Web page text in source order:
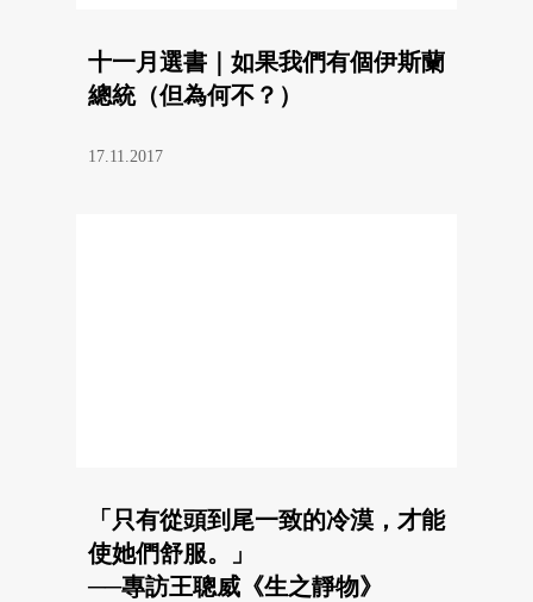
十一月選書｜如果我們有個伊斯蘭
總統（但為何不？）
17.11.2017
「只有從頭到尾一致的冷漠，才能
使她們舒服。」
──專訪王聰威《生之靜物》